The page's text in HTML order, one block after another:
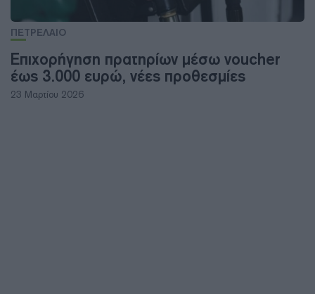
ΠΕΤΡΕΛΑΙΟ
Επιχορήγηση πρατηρίων μέσω voucher
έως 3.000 ευρώ, νέες προθεσμίες
23 Μαρτίου 2026